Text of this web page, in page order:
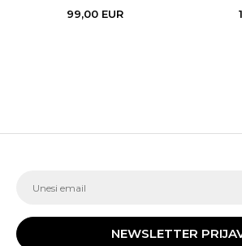
99,00 EUR
NEWSLETTER